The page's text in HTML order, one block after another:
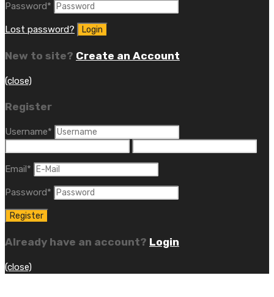
Password*
Lost password?
New to site? Create an Account
(close)
Register
Username*
Email*
Password*
Already have an account? Login
(close)